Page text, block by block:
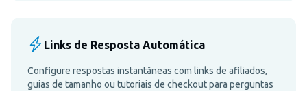
Links de Resposta Automática
Configure respostas instantâneas com links de afiliados,
guias de tamanho ou tutoriais de checkout para perguntas